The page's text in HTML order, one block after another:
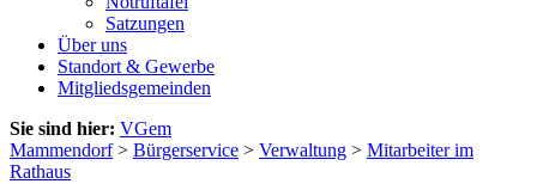
Satzungen
Über uns
Standort & Gewerbe
Mitgliedsgemeinden
Sie sind hier: VGem
Mammendorf> Bürgerservice > Verwaltung > Mitarbeiter im
Rathaus